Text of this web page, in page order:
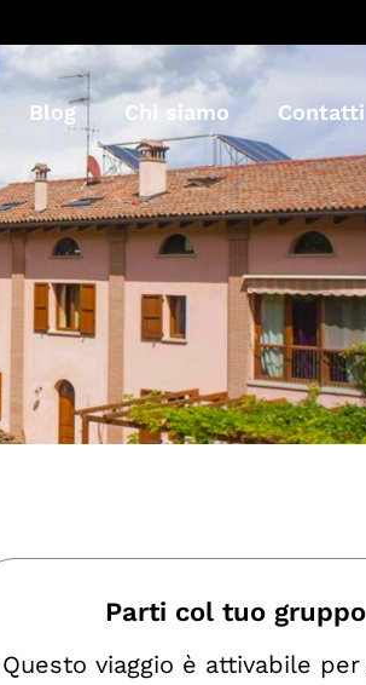
Blog Chi siamo Contatti
Parti col tuo gruppo
Questo viaggio è attivabile